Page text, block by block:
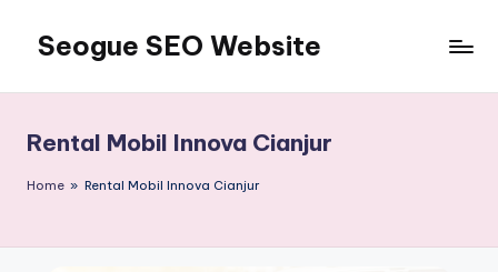
content
Seogue SEO Website
Master
Ahli
dan
Rental Mobil Innova Cianjur
Home » Rental Mobil Innova Cianjur